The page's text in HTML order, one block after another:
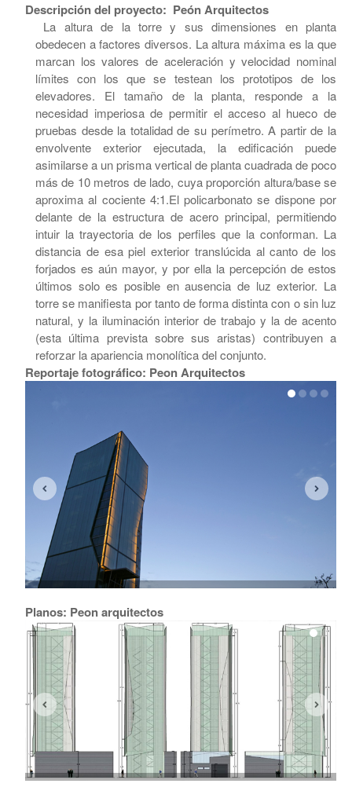
Descripción del proyecto: Peón Arquitectos
La altura de la torre y sus dimensiones en planta
obedecen a factores diversos. La altura máxima es la que
marcan los valores de aceleración y velocidad nominal
límites con los que se testean los prototipos de los
elevadores. El tamaño de la planta, responde a la
necesidad imperiosa de permitir el acceso al hueco de
pruebas desde la totalidad de su perímetro. A partir de la
envolvente exterior ejecutada, la edificación puede
asimilarse a un prisma vertical de planta cuadrada de poco
más de 10 metros de lado, cuya proporción altura/base se
aproxima al cociente 4:1.El policarbonato se dispone por
delante de la estructura de acero principal, permitiendo
intuir la trayectoria de los perfiles que la conforman. La
distancia de esa piel exterior translúcida al canto de los
forjados es aún mayor, y por ella la percepción de estos
últimos solo es posible en ausencia de luz exterior. La
torre se manifiesta por tanto de forma distinta con o sin luz
natural, y la iluminación interior de trabajo y la de acento
(esta última prevista sobre sus aristas) contribuyen a
reforzar la apariencia monolítica del conjunto.
Reportaje fotográfico: Peon Arquitectos
Planos: Peon arquitectos